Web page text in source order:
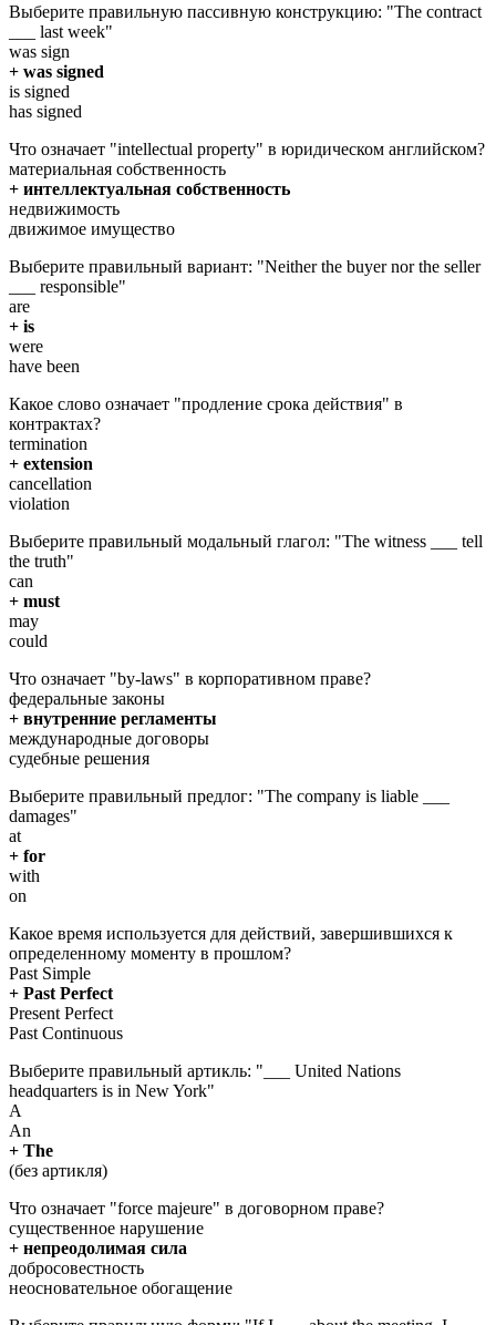
Выберите правильную пассивную конструкцию: "The contract
___ last week"
was sign
+ was signed
is signed
has signed
Что означает "intellectual property" в юридическом английском?
материальная собственность
+ интеллектуальная собственность
недвижимость
движимое имущество
Выберите правильный вариант: "Neither the buyer nor the seller
___ responsible"
are
+ is
were
have been
Какое слово означает "продление срока действия" в
контрактах?
termination
+ extension
cancellation
violation
Выберите правильный модальный глагол: "The witness ___ tell
the truth"
can
+ must
may
could
Что означает "by-laws" в корпоративном праве?
федеральные законы
+ внутренние регламенты
международные договоры
судебные решения
Выберите правильный предлог: "The company is liable ___
damages"
at
+ for
with
on
Какое время используется для действий, завершившихся к
определенному моменту в прошлом?
Past Simple
+ Past Perfect
Present Perfect
Past Continuous
Выберите правильный артикль: "___ United Nations
headquarters is in New York"
A
An
+ The
(без артикля)
Что означает "force majeure" в договорном праве?
существенное нарушение
+ непреодолимая сила
добросовестность
неосновательное обогащение